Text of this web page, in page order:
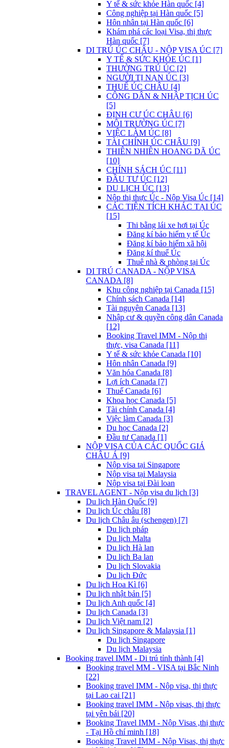
Y tế & sức khỏe Hàn quốc [4]
Công nghiệp tại Hàn quốc [5]
Hôn nhân tại Hàn quốc [6]
Khám phá các loại Visa, thị thực
Hàn quốc [7]
DI TRÚ ÚC CHÂU - NỘP VISA ÚC [7]
Y TẾ & SỨC KHỎE ÚC [1]
THƯỜNG TRÚ ÚC [2]
NGƯỜI TỊ NẠN ÚC [3]
THUẾ ÚC CHÂU [4]
CÔNG DÂN & NHẬP TỊCH ÚC
[5]
ĐỊNH CƯ ÚC CHÂU [6]
MÔI TRƯỜNG ÚC [7]
VIỆC LÀM ÚC [8]
TÀI CHÍNH ÚC CHÂU [9]
THIÊN NHIÊN HOANG DÃ ÚC
[10]
CHÍNH SÁCH ÚC [11]
ĐẦU TƯ ÚC [12]
DU LỊCH ÚC [13]
Nộp thị thực Úc - Nộp Visa Úc [14]
CÁC TIỆN TÍCH KHÁC TẠI ÚC
[15]
Thi bằng lái xe hơi tại Úc
Đăng kí bảo hiểm y tế Úc
Đăng kí bảo hiểm xã hội
Đăng kí thuế Úc
Thuê nhà & phòng tại Úc
DI TRÚ CANADA - NỘP VISA
CANADA [8]
Khu công nghiệp tại Canada [15]
Chính sách Canada [14]
Tài nguyên Canada [13]
Nhập cư & quyền công dân Canada
[12]
Booking Travel IMM - Nộp thị
thực, visa Canada [11]
Y tế & sức khỏe Canada [10]
Hôn nhân Canada [9]
Văn hóa Canada [8]
Lợi ích Canada [7]
Thuế Canada [6]
Khoa học Canada [5]
Tài chính Canada [4]
Việc làm Canada [3]
Du học Canada [2]
Đầu tư Canada [1]
NỘP VISA CỦA CÁC QUỐC GIÁ
CHÂU Á [9]
Nộp visa tại Singapore
Nộp visa tại Malaysia
Nộp visa tại Đài loan
TRAVEL AGENT - Nộp visa du lịch [3]
Du lịch Hàn Quốc [9]
Du lịch Úc châu [8]
Du lịch Châu âu (schengen) [7]
Du lịch pháp
Du lịch Malta
Du lịch Hà lan
Du lịch Ba lan
Du lịch Slovakia
Du lịch Đức
Du lịch Hoa Kì [6]
Du lịch nhật bản [5]
Du lịch Anh quốc [4]
Du lịch Canada [3]
Du lịch Việt nam [2]
Du lịch Singapore & Malaysia [1]
Du lịch Singapore
Du lịch Malaysia
Booking travel IMM - Di trú tỉnh thành [4]
Booking travel MM - VISA tại Bắc Ninh
[22]
Booking travel IMM - Nộp visa, thị thực
tại Lao cai [21]
Booking travel IMM - Nộp visas, thị thực
tại yên bái [20]
Booking Travel IMM - Nộp Visas ,thị thực
- Tại Hồ chí minh [18]
Booking Travel IMM - Nộp Visas, thị thực